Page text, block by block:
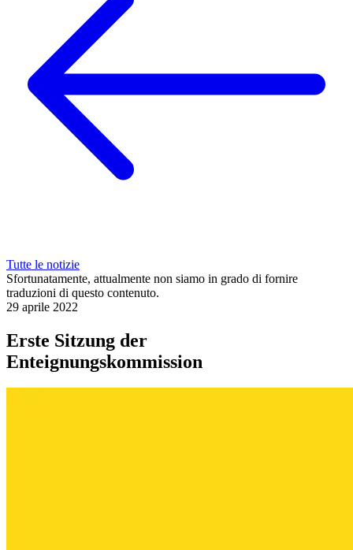
Tutte le notizie
Sfortunatamente, attualmente non siamo in grado di fornire
traduzioni di questo contenuto.
29 aprile 2022
Erste Sitzung der
Enteignungskommission